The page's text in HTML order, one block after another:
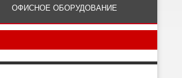
ОФИСНОЕ ОБОРУДОВАНИЕ